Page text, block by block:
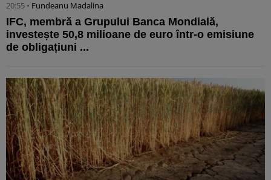
20:55 • Fundeanu Madalina
IFC, membră a Grupului Banca Mondială,
investește 50,8 milioane de euro într-o emisiune
de obligațiuni ...